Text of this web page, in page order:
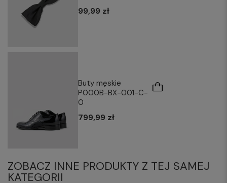
99,99 zł
Buty męskie
P000B-BX-001-C-
0
799,99 zł
ZOBACZ INNE PRODUKTY Z TEJ SAMEJ
KATEGORII